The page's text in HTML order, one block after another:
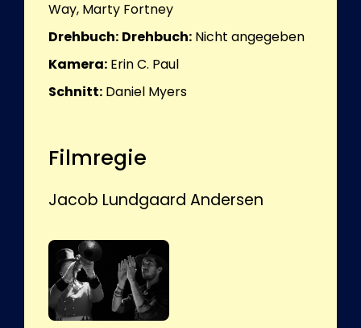
Way, Marty Fortney
Drehbuch: Drehbuch: Nicht angegeben
Kamera: Erin C. Paul
Schnitt: Daniel Myers
Filmregie
Jacob Lundgaard Andersen